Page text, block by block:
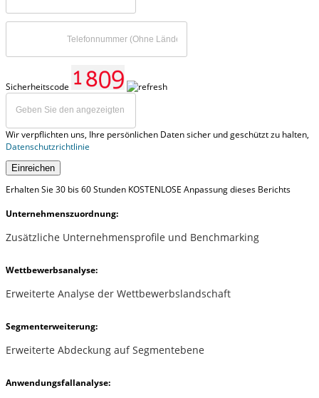
Sicherheitscode
Wir verpflichten uns, Ihre persönlichen Daten sicher und geschützt zu halten,
Datenschutzrichtlinie
Einreichen
Erhalten Sie 30 bis 60 Stunden KOSTENLOSE Anpassung dieses Berichts
Unternehmenszuordnung:
Zusätzliche Unternehmensprofile und Benchmarking
Wettbewerbsanalyse:
Erweiterte Analyse der Wettbewerbslandschaft
Segmenterweiterung:
Erweiterte Abdeckung auf Segmentebene
Anwendungsfallanalyse: